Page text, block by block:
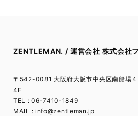
ZENTLEMAN. / 運営会社 株式会社
〒542-0081 大阪府大阪市中央区南船場
4F
TEL : 06-7410-1849
MAIL : info@zentleman.jp